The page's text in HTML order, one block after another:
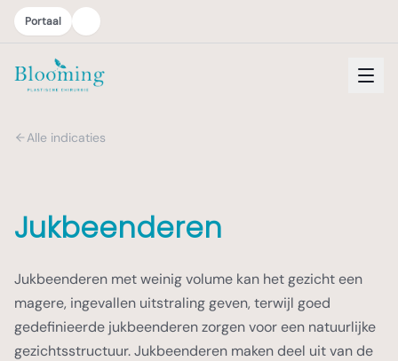
Portaal
Alle indicaties
Jukbeenderen
Jukbeenderen met weinig volume kan het gezicht een
magere, ingevallen uitstraling geven, terwijl goed
gedefinieerde jukbeenderen zorgen voor een natuurlijke
gezichtsstructuur. Jukbeenderen maken deel uit van de